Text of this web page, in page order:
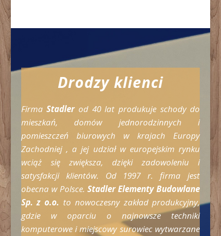
Drodzy klienci
FirmaStadlerod 40 lat produkuje schody do
mieszkań, domów jednorodzinnych i
pomieszczeń biurowych w krajach Europy
Zachodniej , a jej udział w europejskim rynku
wciąż się zwiększa, dzięki zadowoleniu i
satysfakcji klientów. Od 1997 r. firma jest
obecna w Polsce.Stadler Elementy Budowlane
Sp. z o.o. to nowoczesny zakład produkcyjny,
gdzie w oparciu o najnowsze techniki
komputerowe i miejscowy surowiec wytwarzane